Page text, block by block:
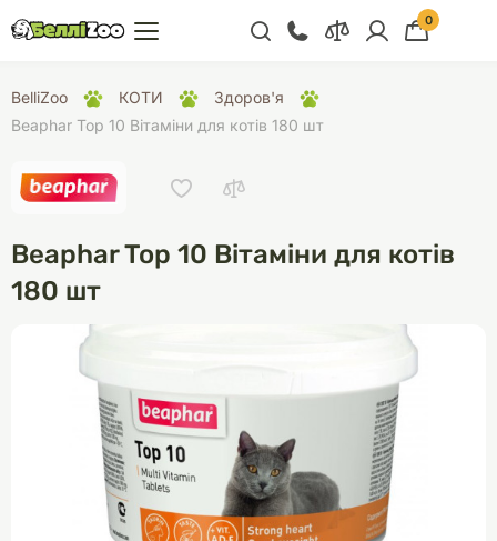
+38 (068) 300 91 91
Відділ продажу
+38 (099) 300 91 91
Відділ підтримки
0
BelliZoo КОТИ
Здоров'я
Beaphar Top 10 Вітаміни для котів 180 шт
Beaphar Top 10 Вітаміни для котів
180 шт